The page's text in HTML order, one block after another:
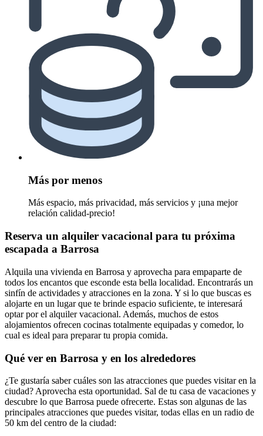
Más por menos
Más espacio, más privacidad, más servicios y ¡una mejor
relación calidad-precio!
Reserva un alquiler vacacional para tu próxima
escapada a Barrosa
Alquila una vivienda en Barrosa y aprovecha para empaparte de
todos los encantos que esconde esta bella localidad. Encontrarás un
sinfín de actividades y atracciones en la zona. Y si lo que buscas es
alojarte en un lugar que te brinde espacio suficiente, te interesará
optar por el alquiler vacacional. Además, muchos de estos
alojamientos ofrecen cocinas totalmente equipadas y comedor, lo
cual es ideal para preparar tu propia comida.
Qué ver en Barrosa y en los alrededores
¿Te gustaría saber cuáles son las atracciones que puedes visitar en la
ciudad? Aprovecha esta oportunidad. Sal de tu casa de vacaciones y
descubre lo que Barrosa puede ofrecerte. Estas son algunas de las
principales atracciones que puedes visitar, todas ellas en un radio de
50 km del centro de la ciudad: